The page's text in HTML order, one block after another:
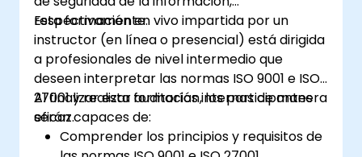
Adquirir el conocimiento necesario para
apoyar a una organización en la
planificación, implementación, gestión,
supervisión y mantenimiento efectivos de
un SGSSI
respectivamente.
Esta formación en vivo impartida por un
instructor (en línea o presencial) está dirigida
a profesionales de nivel intermedio que
deseen interpretar las normas ISO 9001 e ISO
27001 y realizar auditorías internas de manera
eficaz.
Al finalizar esta formación, los participantes
serán capaces de:
Comprender los principios y requisitos de